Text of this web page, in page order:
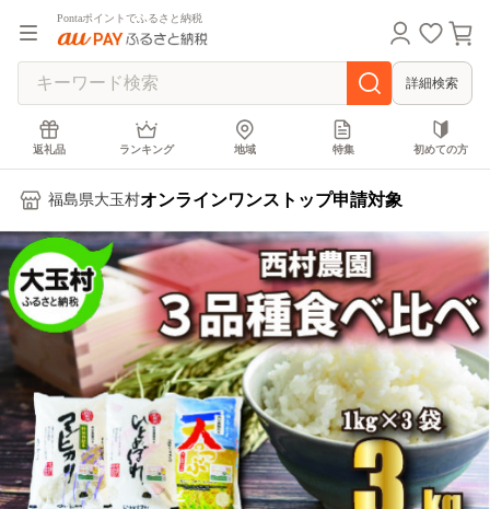
Pontaポイントでふるさと納税
詳細検索
返礼品 ランキング 地域 特集 初めての方
福島県大玉村オンラインワンストップ申請対象